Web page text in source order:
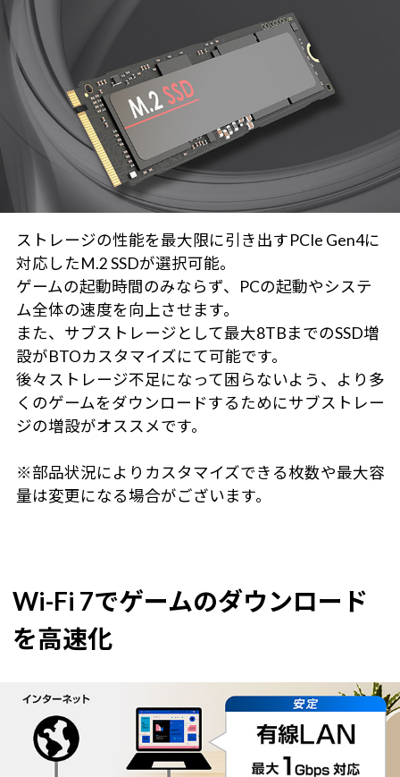
ストレージの性能を最大限に引き出すPCIe Gen4に
対応したM.2 SSDが選択可能。
ゲームの起動時間のみならず、PCの起動やシステ
ム全体の速度を向上させます。
また、サブストレージとして最大8TBまでのSSD増
設がBTOカスタマイズにて可能です。
後々ストレージ不足になって困らないよう、より多
くのゲームをダウンロードするためにサブストレー
ジの増設がオススメです。
※部品状況によりカスタマイズできる枚数や最大容
量は変更になる場合がございます。
Wi-Fi 7でゲームのダウンロード
を高速化